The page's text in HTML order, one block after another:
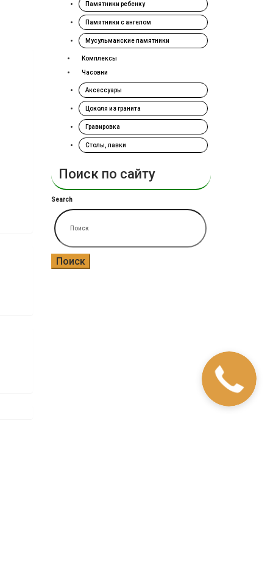
Памятники ребенку
Памятники с ангелом
Мусульманские памятники
Комплексы
Часовни
Аксессуары
Цоколя из гранита
Гравировка
Столы, лавки
Поиск по сайту
Search
Поиск